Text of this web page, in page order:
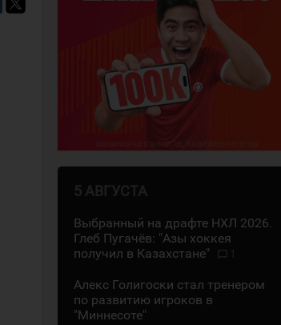
5 АВГУСТА
Выбранный на драфте НХЛ 2026.
Глеб Пугачёв: "Азы хоккея
получил в Казахстане"
Алекс Голигоски стал тренером
по развитию игроков в
"Миннесоте"